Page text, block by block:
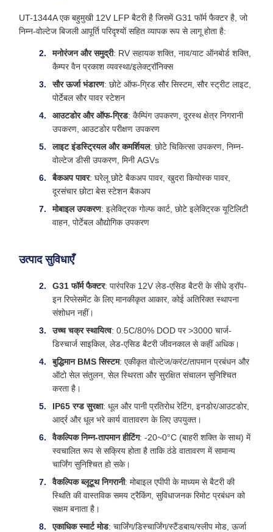
UT-1344A एक बहुमुखी 12V LFP बैटरी है जिसमें G31 फॉर्म फैक्टर है, जो
निम्न-वोल्टेज बिजली आपूर्ति परिदृश्यों सहित व्यापक रूप से लागू होता है:
मनोरंजन और समुद्री: RV सहायक शक्ति, नाव/याट ऑनबोर्ड शक्ति,
कैम्पर वैन प्रकाश व्यवस्था/इलेक्ट्रॉनिक्स
सौर ऊर्जा भंडारण: छोटे ऑफ-ग्रिड सौर सिस्टम, सौर स्ट्रीट लाइट,
पोर्टेबल सौर पावर स्टेशन
आउटडोर और ऑफ-ग्रिड: कैम्पिंग उपकरण, दूरस्थ क्षेत्र निगरानी
उपकरण, आउटडोर परीक्षण उपकरण
लाइट इंडस्ट्रियल और कमर्शियल: छोटे चिकित्सा उपकरण, निम्न-
वोल्टेज डीसी उपकरण, मिनी AGVs
बैकअप पावर: घरेलू छोटे बैकअप पावर, खुदरा कियोस्क पावर,
दूरसंचार छोटा बेस स्टेशन बैकअप
मोबाइल उपकरण: इलेक्ट्रिक गोल्फ कार्ट, छोटे इलेक्ट्रिक यूटिलिटी
वाहन, पोर्टेबल औद्योगिक उपकरण
उत्पाद सुविधाएँ
G31 फॉर्म फैक्टर: पारंपरिक 12V लेड-एसिड बैटरी के सीधे ड्रॉप-
इन रिप्लेसमेंट के लिए मानकीकृत आकार, कोई अतिरिक्त स्थापना
संशोधन नहीं।
उच्च चक्र स्थायित्व: 0.5C/80% DOD पर >3000 चार्ज-
डिस्चार्ज साइकिल, लेड-एसिड बैटरी जीवनकाल से कहीं अधिक।
बुद्धिमान BMS सिस्टम: एकीकृत वोल्टेज/करंट/तापमान प्रबंधन और
ऑटो सेल संतुलन, सेल स्थिरता और सुरक्षित संचालन सुनिश्चित
करता है।
IP65 रग्ड सुरक्षा: धूल और पानी प्रतिरोध रेटिंग, इनडोर/आउटडोर,
आर्द्र और धूल भरे कार्य वातावरण के लिए उपयुक्त।
वैकल्पिक निम्न-तापमान हीटिंग: -20~0°C (बाहरी शक्ति के साथ) में
स्वचालित रूप से सक्रिय होता है ताकि ठंडे वातावरण में सामान्य
चार्जिंग सुनिश्चित हो सके।
वैकल्पिक ब्लूटूथ निगरानी: मोबाइल एपीपी के माध्यम से बैटरी की
स्थिति की वास्तविक समय ट्रैकिंग, सुविधाजनक रिमोट प्रबंधन को
सक्षम बनाता है।
एकाधिक स्मार्ट मोड: चार्जिंग/डिस्चार्जिंग/स्टैंडबाय/स्लीप मोड, ऊर्जा